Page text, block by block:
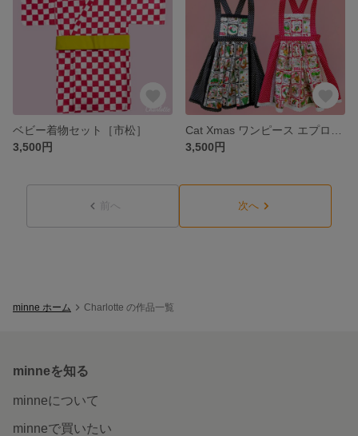
ベビー着物セット［市松］
3,500円
3,500円
前へ 次へ
minne ホーム Charlotte の作品一覧
minneを知る
minneについて
minneで買いたい